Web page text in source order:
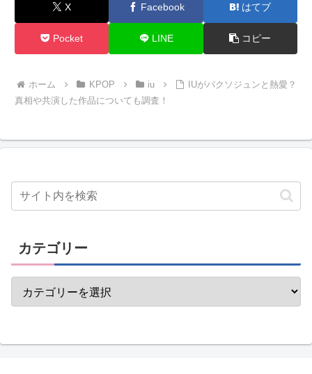
X Facebook はてブ
Pocket LINE コピー
ホーム KPOP iu
IUがパクソジュンと熱愛？
真相や共演した作品についても調査！
カテゴリー